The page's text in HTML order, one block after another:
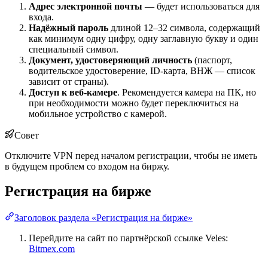
Адрес электронной почты — будет использоваться для
входа.
Надёжный пароль длиной 12–32 символа, содержащий
как минимум одну цифру, одну заглавную букву и один
специальный символ.
Документ, удостоверяющий личность (паспорт,
водительское удостоверение, ID-карта, ВНЖ — список
зависит от страны).
Доступ к веб-камере. Рекомендуется камера на ПК, но
при необходимости можно будет переключиться на
мобильное устройство с камерой.
Совет
Отключите VPN перед началом регистрации, чтобы не иметь
в будущем проблем со входом на биржу.
Регистрация на бирже
Заголовок раздела «Регистрация на бирже»
Перейдите на сайт по партнёрской ссылке Veles:
Bitmex.com